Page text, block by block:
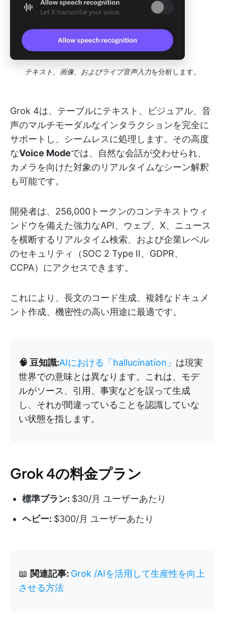
テキスト、画像、およびライブ音声入力を分析します。
Grok 4は、テーブルにテキスト、ビジュアル、音
声のマルチモーダルなインタラクションを完全に
サポートし、シームレスに処理します。その高度
なVoice Modeでは、自然な会話が交わせられ、
カメラを向けた対象のリアルタイムなシーン解釈
も可能です。
開発者は、256,000トークンのコンテキストウィ
ンドウを備えた強力なAPI、ウェブ、X、ニュース
を横断するリアルタイム検索、および企業レベル
のセキュリティ（SOC 2 Type II、GDPR、
CCPA）にアクセスできます。
これにより、長文のコード生成、複雑なドキュメ
ント作成、機密性の高い用途に最適です。
🧠 豆知識:AIにおける「hallucination」 は現実
世界での意味とは異なります。これは、モデ
ルがソース、引用、事実などを誤って生成
し、それが間違っていることを認識していな
い状態を指します。
Grok 4の料金プラン
標準プラン: $30/月 ユーザーあたり
ヘビー: $300/月 ユーザーあたり
📖 関連記事: Grok /AIを活用して生産性を向上
させる方法